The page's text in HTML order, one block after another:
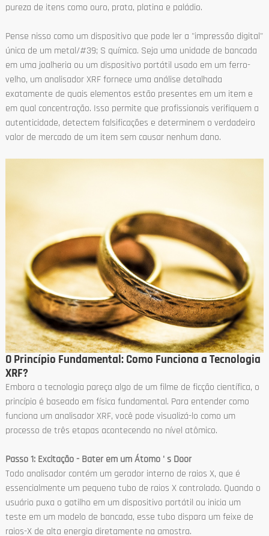
pureza de itens como ouro, prata, platina e paládio.
Pense nisso como um dispositivo que pode ler a "impressão digital"
única de um metal/#39; S química. Seja uma unidade de bancada
em uma joalheria ou um dispositivo portátil usado em um ferro-
velho, um analisador XRF fornece uma análise detalhada
exatamente de quais elementos estão presentes em um item e
em qual concentração. Isso permite que profissionais verifiquem a
autenticidade, detectem falsificações e determinem o verdadeiro
valor de mercado de um item sem causar nenhum dano.
O Princípio Fundamental: Como Funciona a Tecnologia
XRF?
Embora a tecnologia pareça algo de um filme de ficção científica, o
princípio é baseado em física fundamental. Para entender como
funciona um analisador XRF, você pode visualizá-lo como um
processo de três etapas acontecendo no nível atômico.
Passo 1: Excitação - Bater em um Átomo ' s Door
Todo analisador contém um gerador interno de raios X, que é
essencialmente um pequeno tubo de raios X controlado. Quando o
usuário puxa o gatilho em um dispositivo portátil ou inicia um
teste em um modelo de bancada, esse tubo dispara um feixe de
raios-X de alta energia diretamente na amostra.